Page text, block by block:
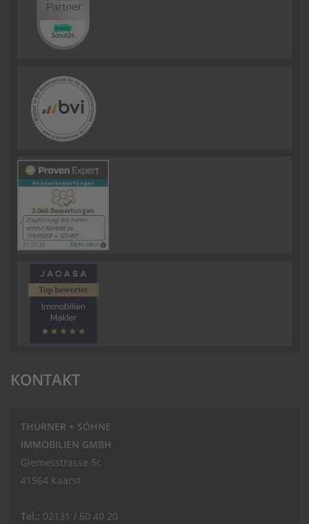
KONTAKT
THURNER + SÖHNE
IMMOBILIEN GMBH
Giemesstrasse 5c
41564 Kaarst
Tel.: 02131 / 60 40 20